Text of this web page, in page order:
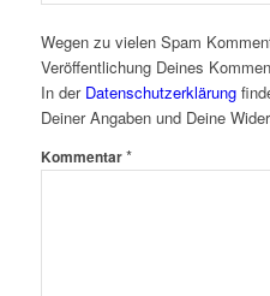
Wegen zu vielen Spam
Veröffentlichung Deines
In der Datenschutzerklärung
Deiner Angaben und Deine
Kommentar*